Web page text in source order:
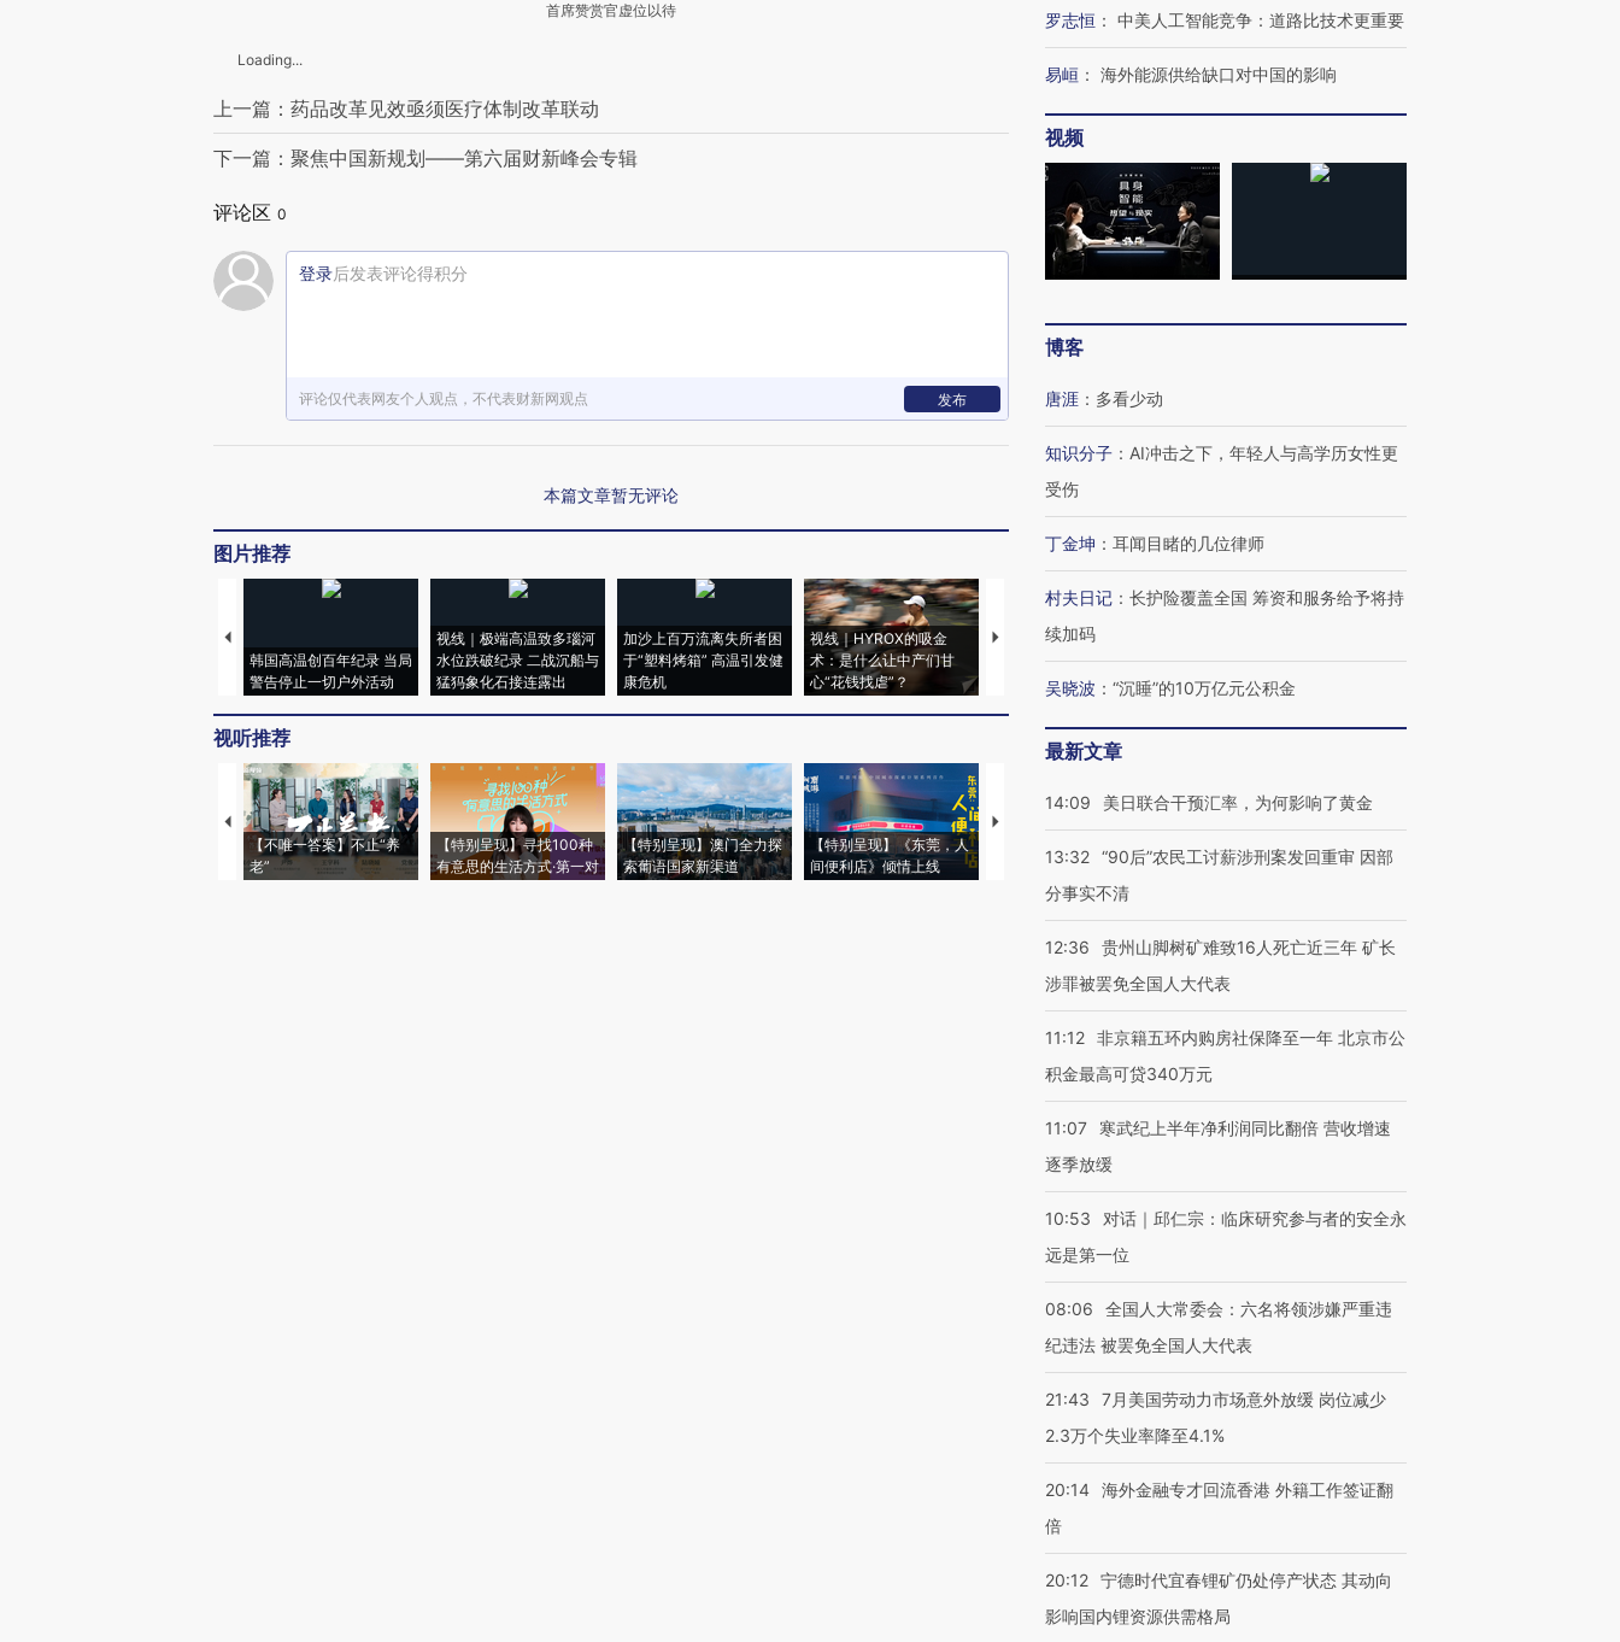
首席赞赏官虚位以待
Loading...
上一篇：药品改革见效亟须医疗体制改革联动
下一篇：聚焦中国新规划——第六届财新峰会专辑
评论区 0
登录后发表评论得积分
评论仅代表网友个人观点，不代表财新网观点 发布
本篇文章暂无评论
图片推荐
韩国高温创百年纪录 当局
警告停止一切户外活动
视线｜极端高温致多瑙河
水位跌破纪录 二战沉船与
猛犸象化石接连露出
加沙上百万流离失所者困
于“塑料烤箱” 高温引发健
康危机
视线｜HYROX的吸金
术：是什么让中产们甘
心“花钱找虐”？
马航飞行员跨国走私7万
粒摇头丸 尿检体内含3种
度Z世代 用街头抗争将教
育部长拱下台
机”？难民潮撕裂西班牙
视听推荐
【不唯一答案】不止“养
老”
【特别呈现】寻找100种
有意思的生活方式·第一对
【特别呈现】澳门全力探
索葡语国家新渠道
【特别呈现】《东莞，人
间便利店》倾情上线
【推广】走进第四届链博
会，让数智科技“链”接产
【特别呈现】寻找100种
有意思的生活方式·第三对
CFO：不靠规模取胜，华
住三大增长引擎是什么？
罗志恒 ： 中美人工智能竞争：道路比技术更重要
易峘 ： 海外能源供给缺口对中国的影响
视频
博客
唐涯 ： 多看少动
知识分子 ： AI冲击之下，年轻人与高学历女性更
受伤
丁金坤 ： 耳闻目睹的几位律师
村夫日记 ： 长护险覆盖全国 筹资和服务给予将持
续加码
吴晓波 ： “沉睡”的10万亿元公积金
最新文章
14:09 美日联合干预汇率，为何影响了黄金
13:32 “90后”农民工讨薪涉刑案发回重审 因部
分事实不清
12:36
贵州山脚树矿难致16人死亡近三年 矿长
涉罪被罢免全国人大代表
11:12 非京籍五环内购房社保降至一年 北京市公
积金最高可贷340万元
11:07
寒武纪上半年净利润同比翻倍 营收增速
逐季放缓
10:53
对话｜邱仁宗：临床研究参与者的安全永
远是第一位
08:06
全国人大常委会：六名将领涉嫌严重违
纪违法 被罢免全国人大代表
21:43
7月美国劳动力市场意外放缓 岗位减少
2.3万个失业率降至4.1%
20:14 海外金融专才回流香港 外籍工作签证翻
倍
20:12 宁德时代宜春锂矿仍处停产状态 其动向
影响国内锂资源供需格局